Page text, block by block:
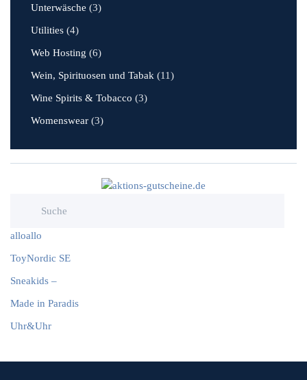
Unterwäsche (3)
Utilities (4)
Web Hosting (6)
Wein, Spirituosen und Tabak (11)
Wine Spirits & Tobacco (3)
Womenswear (3)
alloallo
ToyNordic SE
Sneakids –
Made in Paradis
Uhr&Uhr